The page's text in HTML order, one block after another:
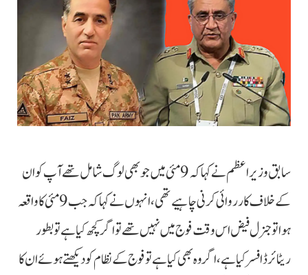
سابق وزیر اعظم نے کہا کہ 9 مئی میں جو بھی لوگ شامل تھے آپ کو ان
کے خلاف کارروائی کرنی چاہیے تھی، انہوں نے کہا کہ جب 9 مئی کا واقعہ
ہوا تو جنرل فیض اس وقت فوج میں نہیں تھے تو اگر کچھ کیا ہے تو بطور
ریٹائرڈ افسر کیا ہے، اگر وہ بھی کیا ہے تو فوج کے نظام کو دیکھتے ہوئے ان کا